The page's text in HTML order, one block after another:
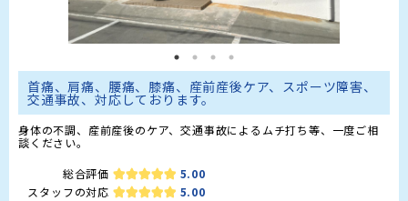
首痛、肩痛、腰痛、膝痛、産前産後ケア、スポーツ障害、
交通事故、対応しております。
身体の不調、産前産後のケア、交通事故によるムチ打ち等、一度ご相
談ください。
総合評価
5.00
スタッフの対応
5.00